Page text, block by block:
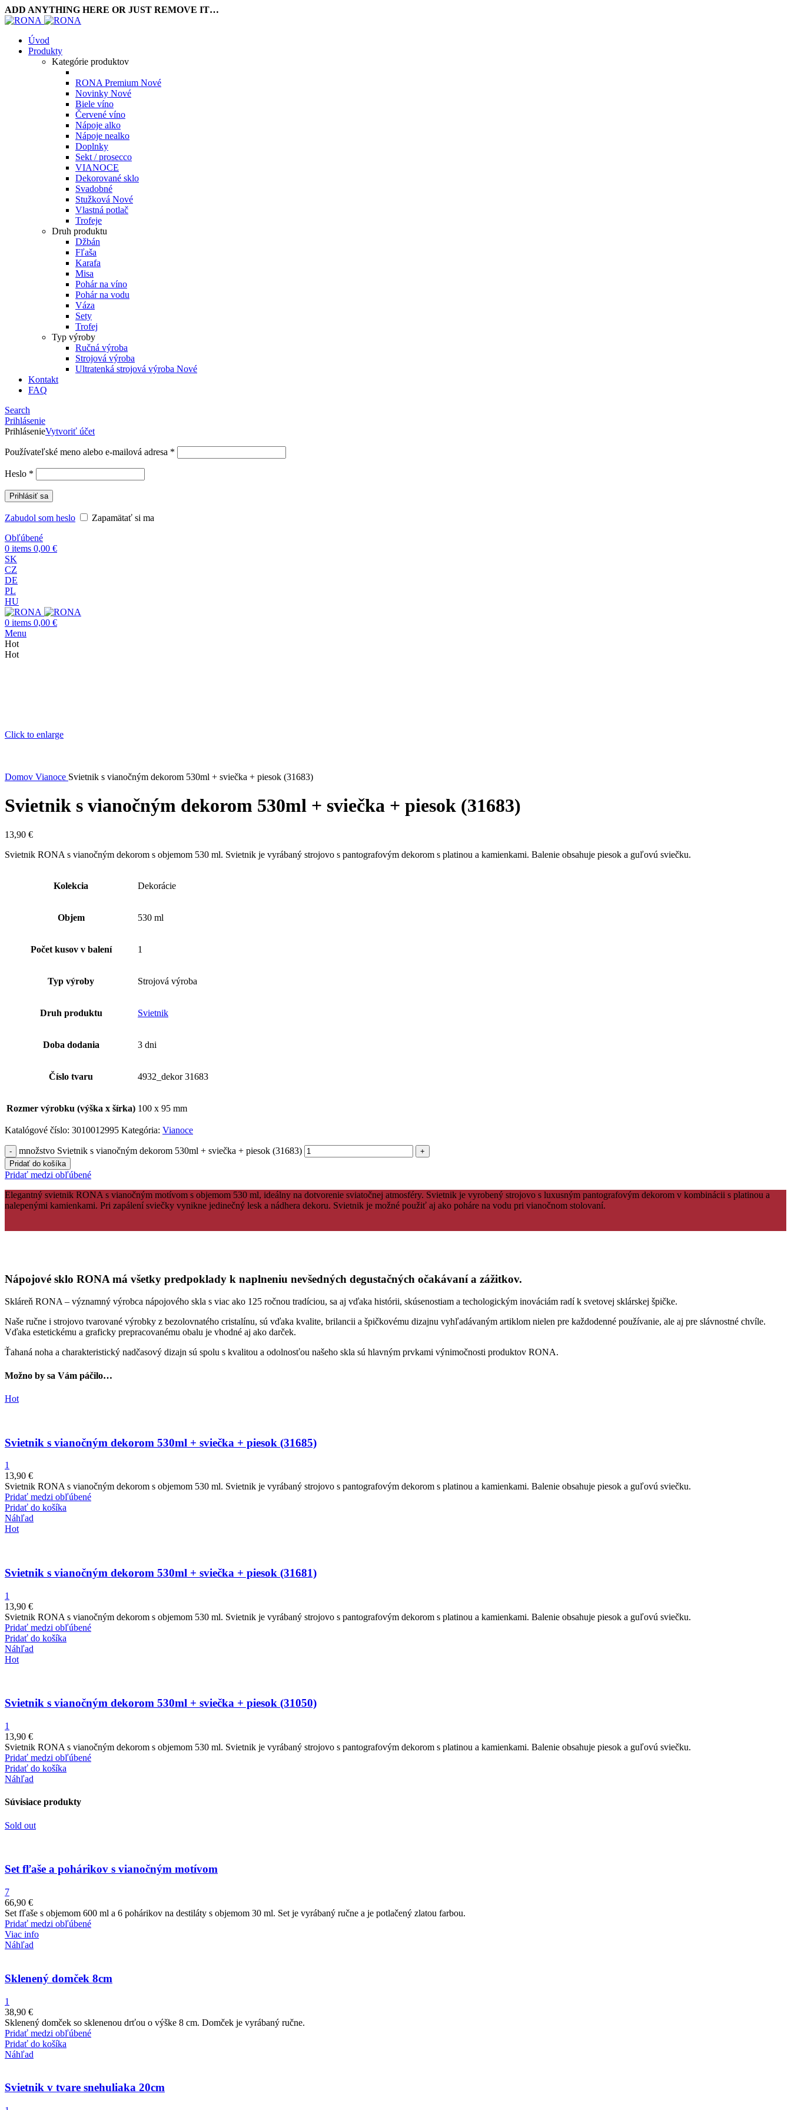
ADD ANYTHING HERE OR JUST REMOVE IT…
Úvod
Produkty
Kategórie produktov
RONA Premium Nové
Novinky Nové
Biele víno
Červené víno
Nápoje alko
Nápoje nealko
Doplnky
Sekt / prosecco
VIANOCE
Dekorované sklo
Svadobné
Stužková Nové
Vlastná potlač
Trofeje
Druh produktu
Džbán
Fľaša
Karafa
Misa
Pohár na víno
Pohár na vodu
Váza
Sety
Trofej
Typ výroby
Ručná výroba
Strojová výroba
Ultratenká strojová výroba Nové
Kontakt
FAQ
Search
Prihlásenie
PrihlásenieVytvoriť účet
Používateľské meno alebo e-mailová adresa *
Heslo *
Prihlásiť sa
Zabudol som heslo
Zapamätať si ma
Obľúbené
0 items 0,00 €
SK
CZ
DE
PL
HU
0 items 0,00 €
Menu
Hot
Hot
Click to enlarge
Domov Vianoce Svietnik s vianočným dekorom 530ml + sviečka + piesok (31683)
Svietnik s vianočným dekorom 530ml + sviečka + piesok (31683)
13,90 €
Svietnik RONA s vianočným dekorom s objemom 530 ml. Svietnik je vyrábaný strojovo s pantografovým dekorom s platinou a kamienkami. Balenie obsahuje piesok a guľovú sviečku.
Kolekcia Dekorácie
Objem 530 ml
Počet kusov v balení 1
Typ výroby Strojová výroba
Druh produktu Svietnik
Doba dodania 3 dni
Číslo tvaru 4932_dekor 31683
Rozmer výrobku (výška x šírka) 100 x 95 mm
Katalógové číslo: 3010012995 Kategória: Vianoce
množstvo Svietnik s vianočným dekorom 530ml + sviečka + piesok (31683)
Pridať do košíka
Pridať medzi obľúbené
Elegantný svietnik RONA s vianočným motívom s objemom 530 ml, ideálny na dotvorenie sviatočnej atmosféry. Svietnik je vyrobený strojovo s luxusným pantografovým dekorom v kombinácii s platinou a
nalepenými kamienkami. Pri zapálení sviečky vynikne jedinečný lesk a nádhera dekoru. Svietnik je možné použiť aj ako poháre na vodu pri vianočnom stolovaní.
Nápojové sklo RONA má všetky predpoklady k naplneniu nevšedných degustačných očakávaní a zážitkov.
Skláreň RONA – významný výrobca nápojového skla s viac ako 125 ročnou tradíciou, sa aj vďaka histórii, skúsenostiam a techologickým inováciám radí k svetovej sklárskej špičke.
Naše ručne i strojovo tvarované výrobky z bezolovnatého cristalínu, sú vďaka kvalite, brilancii a špičkovému dizajnu vyhľadávaným artiklom nielen pre každodenné používanie, ale aj pre slávnostné chvíle.
Vďaka estetickému a graficky prepracovanému obalu je vhodné aj ako darček.
Ťahaná noha a charakteristický nadčasový dizajn sú spolu s kvalitou a odolnosťou našeho skla sú hlavným prvkami výnimočnosti produktov RONA.
Možno by sa Vám páčilo…
Hot
Svietnik s vianočným dekorom 530ml + sviečka + piesok (31685)
1
13,90 €
Svietnik RONA s vianočným dekorom s objemom 530 ml. Svietnik je vyrábaný strojovo s pantografovým dekorom s platinou a kamienkami. Balenie obsahuje piesok a guľovú sviečku.
Pridať medzi obľúbené
Pridať do košíka
Náhľad
Hot
Svietnik s vianočným dekorom 530ml + sviečka + piesok (31681)
1
13,90 €
Svietnik RONA s vianočným dekorom s objemom 530 ml. Svietnik je vyrábaný strojovo s pantografovým dekorom s platinou a kamienkami. Balenie obsahuje piesok a guľovú sviečku.
Pridať medzi obľúbené
Pridať do košíka
Náhľad
Hot
Svietnik s vianočným dekorom 530ml + sviečka + piesok (31050)
1
13,90 €
Svietnik RONA s vianočným dekorom s objemom 530 ml. Svietnik je vyrábaný strojovo s pantografovým dekorom s platinou a kamienkami. Balenie obsahuje piesok a guľovú sviečku.
Pridať medzi obľúbené
Pridať do košíka
Náhľad
Súvisiace produkty
Sold out
Set fľaše a pohárikov s vianočným motívom
7
66,90 €
Set fľaše s objemom 600 ml a 6 pohárikov na destiláty s objemom 30 ml. Set je vyrábaný ručne a je potlačený zlatou farbou.
Pridať medzi obľúbené
Viac info
Náhľad
Sklenený domček 8cm
1
38,90 €
Sklenený domček so sklenenou drťou o výške 8 cm. Domček je vyrábaný ručne.
Pridať medzi obľúbené
Pridať do košíka
Náhľad
Svietnik v tvare snehuliaka 20cm